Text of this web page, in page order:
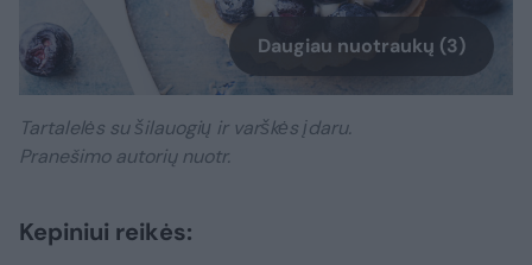
Daugiau nuotraukų (3)
Tartalelės su šilauogių ir varškės įdaru.
Pranešimo autorių nuotr.
Kepiniui reikės: